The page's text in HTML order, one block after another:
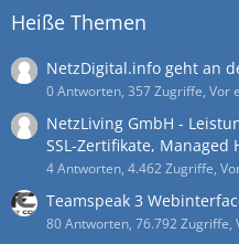
Heiße Themen
NetzDigital.info geht an
0 Antworten, 357 Zugriffe, Vor
NetzLiving GmbH -
SSL-Zertifikate,
4 Antworten, 4.462 Zugriffe,
Teamspeak 3
80 Antworten, 76.792 Zugriffe,